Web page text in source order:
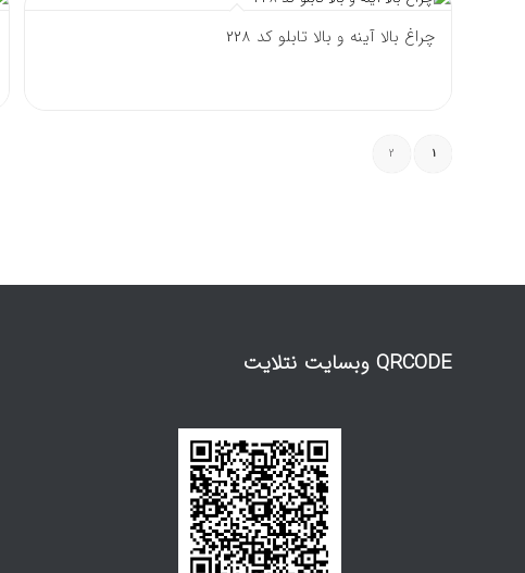
چراغ بالا آینه و بالا تابلو کد 228
1
2
QRCODE وبسایت نتلایت